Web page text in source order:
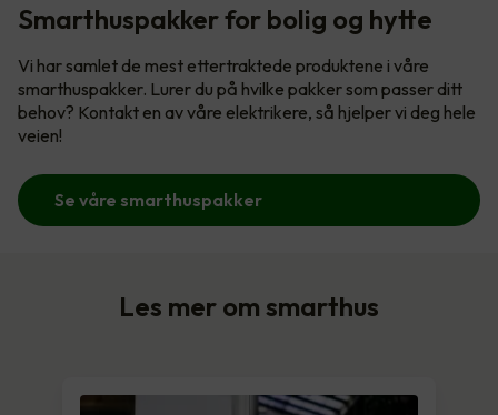
Smarthuspakker for bolig og hytte
Vi har samlet de mest ettertraktede produktene i våre
smarthuspakker. Lurer du på hvilke pakker som passer ditt
behov? Kontakt en av våre elektrikere, så hjelper vi deg hele
veien!
Se våre smarthuspakker
Les mer om smarthus